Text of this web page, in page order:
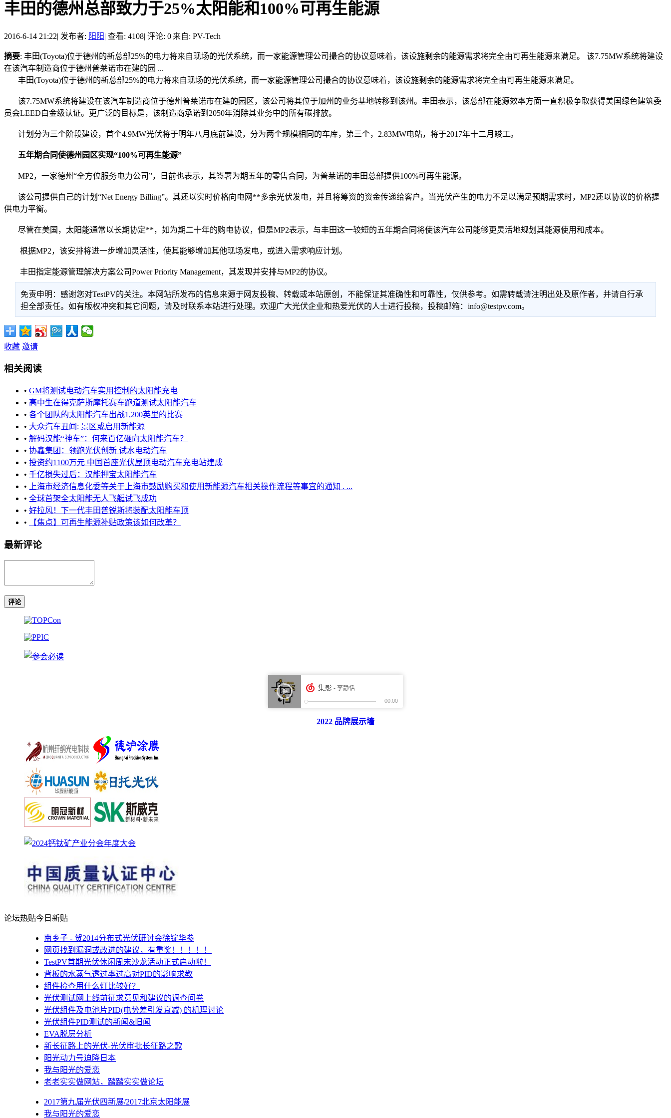
丰田的德州总部致力于25%太阳能和100%可再生能源
2016-6-14 21:22| 发布者: 阳阳| 查看: 4108| 评论: 0|来自: PV-Tech
摘要: 丰田(Toyota)位于德州的新总部25%的电力将来自现场的光伏系统，而一家能源管理公司撮合的协议意味着，该设施剩余的能源需求将完全由可再生能源来满足。 该7.75MW系统将建设
在该汽车制造商位于德州普莱诺市在建的园 ...
丰田(Toyota)位于德州的新总部25%的电力将来自现场的光伏系统，而一家能源管理公司撮合的协议意味着，该设施剩余的能源需求将完全由可再生能源来满足。
该7.75MW系统将建设在该汽车制造商位于德州普莱诺市在建的园区，该公司将其位于加州的业务基地转移到该州。丰田表示，该总部在能源效率方面一直积极争取获得美国绿色建筑委
员会LEED白金级认证。更广泛的目标是，该制造商承诺到2050年消除其业务中的所有碳排放。
计划分为三个阶段建设，首个4.9MW光伏将于明年八月底前建设，分为两个规模相同的车库，第三个，2.83MW电站，将于2017年十二月竣工。
五年期合同使德州园区实现“100%可再生能源”
MP2，一家德州“全方位服务电力公司”，日前也表示，其签署为期五年的零售合同，为普莱诺的丰田总部提供100%可再生能源。
该公司提供自己的计划“Net Energy Billing”。其还以实时价格向电网**多余光伏发电，并且将筹资的资金传递给客户。当光伏产生的电力不足以满足预期需求时，MP2还以协议的价格提
供电力平衡。
尽管在美国，太阳能通常以长期协定**，如为期二十年的购电协议，但是MP2表示，与丰田这一较短的五年期合同将使该汽车公司能够更灵活地规划其能源使用和成本。
根据MP2，该安排将进一步增加灵活性，使其能够增加其他现场发电，或进入需求响应计划。
丰田指定能源管理解决方案公司Power Priority Management，其发现并安排与MP2的协议。
免责申明：感谢您对TestPV的关注。本网站所发布的信息来源于网友投稿、转载或本站原创，不能保证其准确性和可靠性，仅供参考。如需转载请注明出处及原作者，并请自行承
担全部责任。如有版权冲突和其它问题，请及时联系本站进行处理。欢迎广大光伏企业和热爱光伏的人士进行投稿，投稿邮箱：info@testpv.com。
收藏 邀请
相关阅读
• GM将测试电动汽车实用控制的太阳能充电
• 高中生在得克萨斯摩托赛车跑道测试太阳能汽车
• 各个团队的太阳能汽车出战1,200英里的比赛
• 大众汽车丑闻: 景区或启用新能源
• 解码汉能“神车”：何来百亿砸向太阳能汽车？
• 协鑫集团：领跑光伏创新 试水电动汽车
• 投资约1100万元 中国首座光伏屋顶电动汽车充电站建成
• 千亿损失过后：汉能押宝太阳能汽车
•
上海市经济信息化委等关于上海市鼓励购买和使用新能源汽车相关操作流程等事宜的通知 . ...
• 全球首架全太阳能无人飞艇试飞成功
• 好拉风！下一代丰田普锐斯将装配太阳能车顶
•
【焦点】可再生能源补贴政策该如何改革？
最新评论
评论
2022 品牌展示墙
论坛热贴今日新贴
南乡子 - 贺2014分布式光伏研讨会徐锭华参
网页找到漏洞或改进的建议，有重奖！！！！！
TestPV首期光伏休闲周末沙龙活动正式启动啦！
背板的水蒸气透过率过高对PID的影响求教
组件检查用什么灯比较好？
光伏测试网上线前征求意见和建议的调查问卷
光伏组件及电池片PID(电势差引发衰减) 的机理讨论
光伏组件PID测试的新闻&旧闻
EVA脱层分析
新长征路上的光伏-光伏审批长征路之歌
阳光动力号迫降日本
我与阳光的爱恋
老老实实做网站，踏踏实实做论坛
2017第九届光伏四新展/2017北京太阳能展
我与阳光的爱恋